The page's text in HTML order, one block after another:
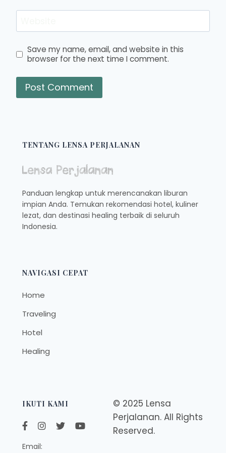
Save my name, email, and website in this
browser for the next time I comment.
TENTANG LENSA PERJALANAN
Panduan lengkap untuk merencanakan liburan
impian Anda. Temukan rekomendasi hotel, kuliner
lezat, dan destinasi healing terbaik di seluruh
Indonesia.
NAVIGASI CEPAT
Home
Traveling
Hotel
Healing
IKUTI KAMI
Email:
© 2025 Lensa
Perjalanan. All Rights
Reserved.